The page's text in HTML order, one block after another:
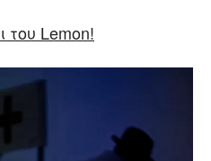
του Lemon!